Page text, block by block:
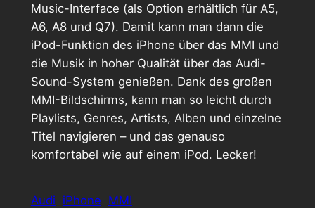
Music-Interface (als Option erhältlich für A5,
A6, A8 und Q7). Damit kann man dann die
iPod-Funktion des iPhone über das MMI und
die Musik in hoher Qualität über das Audi-
Sound-System genießen. Dank des großen
MMI-Bildschirms, kann man so leicht durch
Playlists, Genres, Artists, Alben und einzelne
Titel navigieren – und das genauso
komfortabel wie auf einem iPod. Lecker!
Audi iPhone MMI